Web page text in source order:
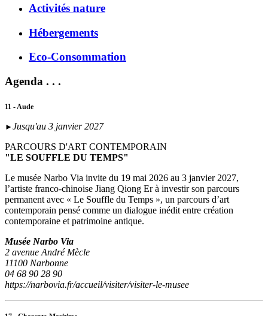
Activités nature
Hébergements
Eco-Consommation
Agenda . . .
11 - Aude
► Jusqu'au 3 janvier 2027
PARCOURS D'ART CONTEMPORAIN
"LE SOUFFLE DU TEMPS"
Le musée Narbo Via invite du 19 mai 2026 au 3 janvier 2027,
l’artiste franco-chinoise Jiang Qiong Er à investir son parcours
permanent avec « Le Souffle du Temps », un parcours d’art
contemporain pensé comme un dialogue inédit entre création
contemporaine et patrimoine antique.
Musée Narbo Via
2 avenue André Mècle
11100 Narbonne
04 68 90 28 90
https://narbovia.fr/accueil/visiter/visiter-le-musee